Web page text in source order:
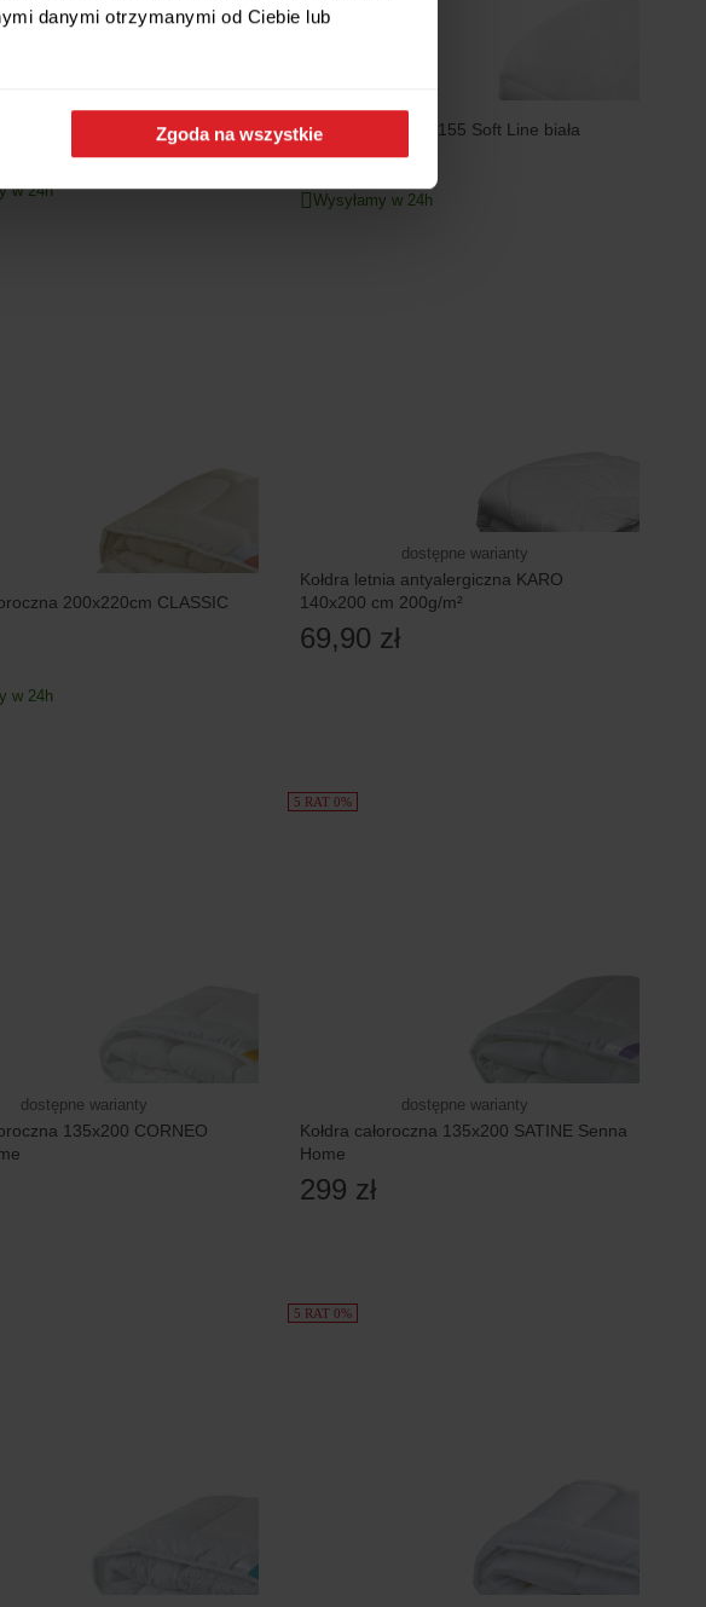
danymi otrzymanymi od Ciebie lub
Zgoda na wszystkie
w 24h
Kołdra letnia 200x155 Soft Line biała
29 zł
Wysyłamy w 24h
200x220cm CLASSIC
w 24h
dostępne warianty
Kołdra letnia antyalergiczna KARO
140x200 cm 200g/m²
69,90 zł
dostępne warianty
135x200 CORNEO
5 RAT 0%
dostępne warianty
Kołdra całoroczna 135x200 SATINE Senna
Home
299 zł
5 RAT 0%